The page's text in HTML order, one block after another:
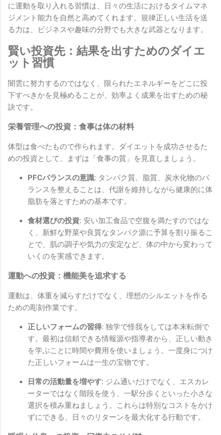
に運動を取り入れる習慣は、日々の生活におけるタイムマネ
ジメント能力を自然と高めてくれます。規律正しい生活を送
る力は、ビジネスや趣味の分野でも大きな武器となります。
賢い投資先：結果を出すためのダイエ
ット習慣
闇雲に努力するのではなく、限られたエネルギーをどこに投
下すべきかを見極めることが、効率よく成果を出すための秘
訣です。
栄養管理への投資：食事は体の材料
体型は食べたもので作られます。ダイエットを成功させるた
めの投資として、まずは「食事の質」を見直しましょう。
PFCバランスの意識: タンパク質、脂質、炭水化物のバ
ランスを整えることは、代謝を維持しながら健康的に体
脂肪を落とすための基本です。
食材選びの投資: 安い加工食品で空腹を満たすのではな
く、新鮮な野菜や良質なタンパク源に予算を割り振るこ
とで、肌の調子や気力の安定など、体の中から変わって
いくのを実感できます。
運動への投資：機能美を追求する
運動は、体重を減らすだけでなく、理想のシルエットを作る
ための彫刻作業です。
正しいフォームの習得: 独学で怪我をしては本末転倒で
す。最初は信頼できる情報源や指導者から、正しい動き
を学ぶことに時間や費用を使いましょう。一度身につけ
た正しいフォームは一生の宝物です。
日常の活動量を増やす: ジム通いだけでなく、エスカレ
ーターではなく階段を使う、一駅分歩くといった小さな
選択を積み重ねましょう。これらは特別なコストをかけ
ずにできる、日々のリターンを最大化する行動です。